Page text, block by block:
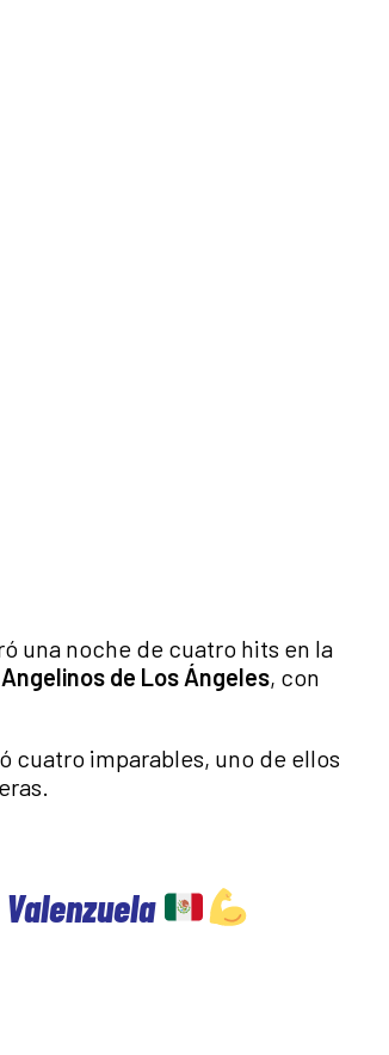
una noche de cuatro hits en la
Angelinos de Los Ángeles, con
cuatro imparables, uno de ellos